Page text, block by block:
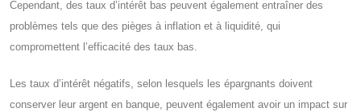
Cependant, des taux d’intérêt bas peuvent également entraîner des
problèmes tels que des pièges à inflation et à liquidité, qui
compromettent l’efficacité des taux bas.
Les taux d’intérêt négatifs, selon lesquels les épargnants doivent
conserver leur argent en banque, peuvent également avoir un impact sur